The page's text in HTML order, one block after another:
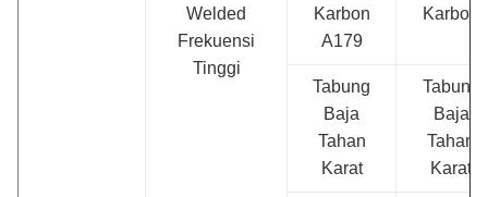
Welded
Frekuensi
Tinggi
Karbon
A179
Karbon
Tabung
Baja
Tahan
Karat
Tabung
Baja
Tahan
Karat